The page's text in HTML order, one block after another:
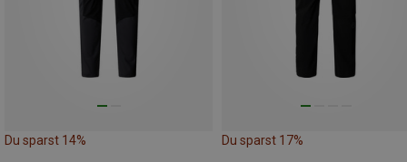
Du sparst 14% Du sparst 17%